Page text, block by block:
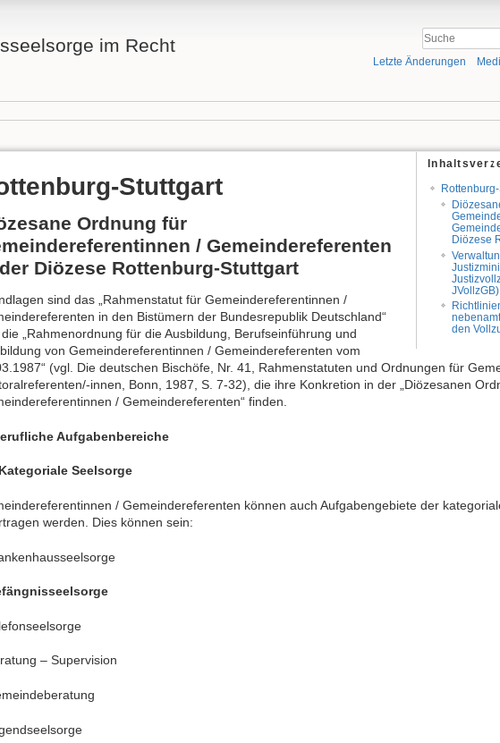
im Recht
Letzte Änderungen
Diözese
JVollzGB)
den
Stuttgart
Ordnung für
/ Gemeindereferenten
Diözese Rottenburg-Stuttgart
sind das „Rahmenstatut für Gemeindereferentinnen /
in den Bistümern der Bundesrepublik Deutschland“
„Rahmenordnung für die Ausbildung, Berufseinführung und
von Gemeindereferentinnen / Gemeindereferenten vom
(vgl. Die deutschen Bischöfe, Nr. 41, Rahmenstatuten und Ordnungen für
innen, Bonn, 1987, S. 7-32), die ihre Konkretion in der „Diözesanen
/ Gemeindereferenten“ finden.
Aufgabenbereiche
Seelsorge
/ Gemeindereferenten können auch Aufgabengebiete der
werden. Dies können sein:
– Supervision